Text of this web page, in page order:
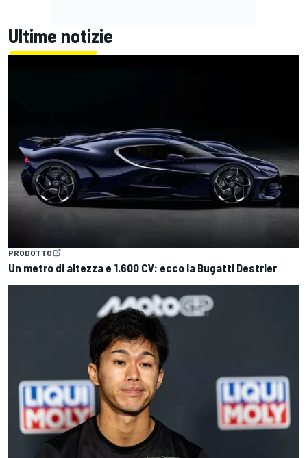
Ultime notizie
PRODOTTO
Un metro di altezza e 1.600 CV: ecco la Bugatti Destrier